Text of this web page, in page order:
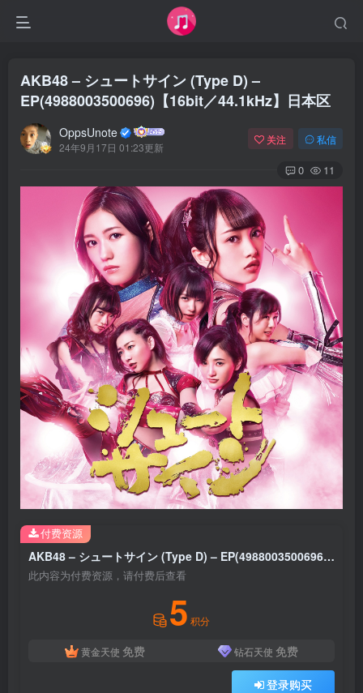
AKB48 – シュートサイン (Type D) –
EP(4988003500696)【16bit／44.1kHz】日本区
OppsUnote
24年9月17日 01:23更新
关注 私信
0 11
AKB48 – シュートサイン (Type D) – EP(4988003500696)【16bit／44.1kHz】日本区
此内容为付费资源，请付费后查看
5 积分
黄金天使 免费 钻石天使 免费
登录购买
付费资源